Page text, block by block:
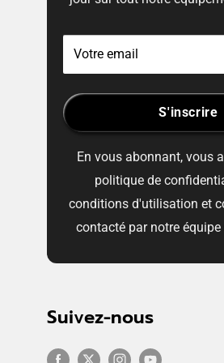
Votre email
S'inscrire
En vous abonnant, vous
politique de
conditions d'utilisation et
contacté par notre
Suivez-nous